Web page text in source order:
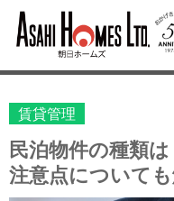
賃貸管理
民泊物件の種類
注意点について